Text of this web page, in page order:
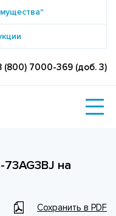
(800) 7000-369 (доб. 3)
на
Сохранить в PDF